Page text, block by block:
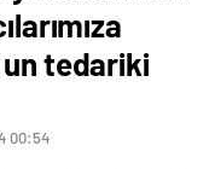
un tedariki
00:54